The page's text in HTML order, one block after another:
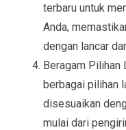
terbaru untuk
Anda,
dengan lancar
Beragam Pilihan
berbagai pilihan
disesuaikan
mulai dari